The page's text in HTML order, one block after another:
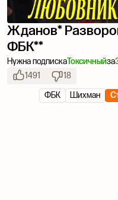
Жданов*
ФБК**
Нужна подпискаТоксичныйза
1491
18
Шихман
ФБК